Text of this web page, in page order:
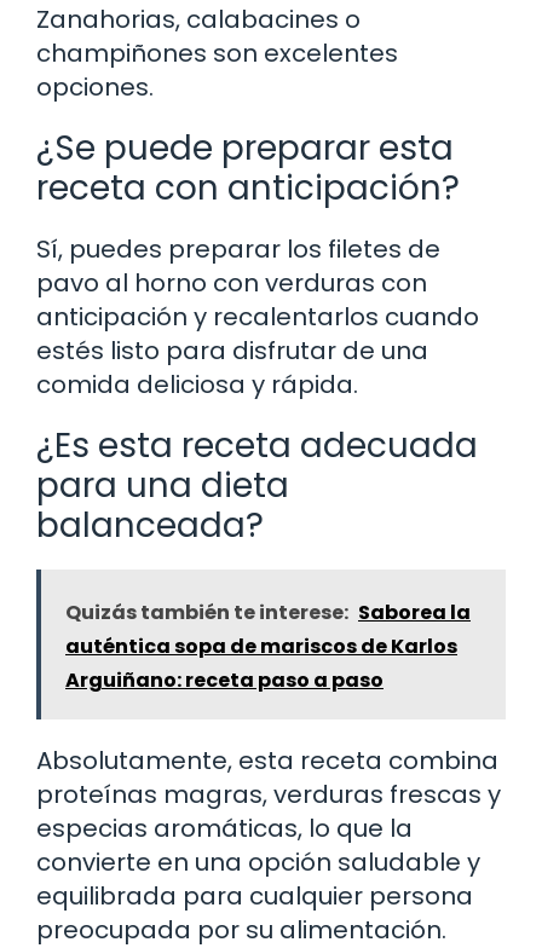
Zanahorias, calabacines o
champiñones son excelentes
opciones.
¿Se puede preparar esta
receta con anticipación?
Sí, puedes preparar los filetes de
pavo al horno con verduras con
anticipación y recalentarlos cuando
estés listo para disfrutar de una
comida deliciosa y rápida.
¿Es esta receta adecuada
para una dieta
balanceada?
Quizás también te interese: Saborea la
auténtica sopa de mariscos de Karlos
Arguiñano: receta paso a paso
Absolutamente, esta receta combina
proteínas magras, verduras frescas y
especias aromáticas, lo que la
convierte en una opción saludable y
equilibrada para cualquier persona
preocupada por su alimentación.